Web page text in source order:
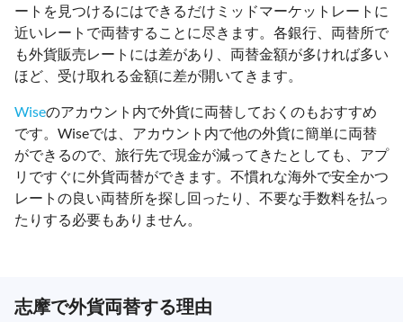
ートを見つけるにはできるだけミッドマーケットレートに
近いレートで両替することに尽きます。各銀行、両替所で
も外貨販売レートには差があり、両替金額が多ければ多い
ほど、受け取れる金額に差が開いてきます。
Wiseのアカウント内で外貨に両替しておくのもおすすめ
です。Wiseでは、アカウント内で他の外貨に簡単に両替
ができるので、旅行先で現金が減ってきたとしても、アプ
リですぐに外貨両替ができます。不慣れな海外で安全かつ
レートの良い両替所を探し回ったり、不要な手数料を払っ
たりする必要もありません。
志摩で外貨両替する理由